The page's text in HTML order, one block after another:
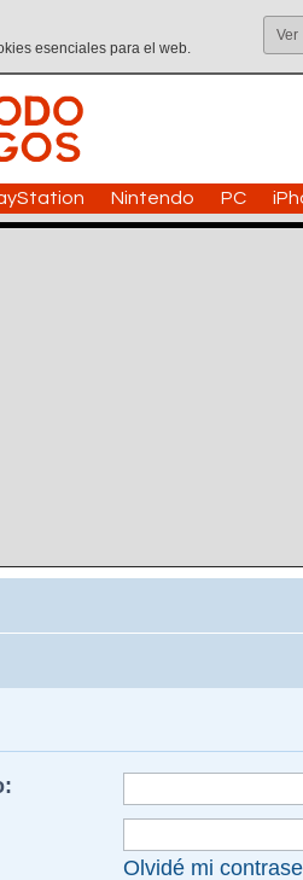
esenciales para el web.
Ver
Nintendo PC
Olvidé mi